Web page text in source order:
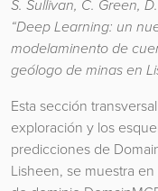
S. Sullivan, C. Green,
“Deep Learning: un
modelaminento de
geólogo de minas en
Esta sección
exploración y los
predicciones de
Lisheen, se muestra